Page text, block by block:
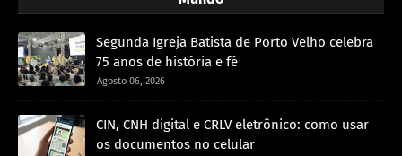
Segunda Igreja Batista de Porto Velho celebra
75 anos de história e fé
Agosto 06, 2026
CIN, CNH digital e CRLV eletrônico: como usar
os documentos no celular